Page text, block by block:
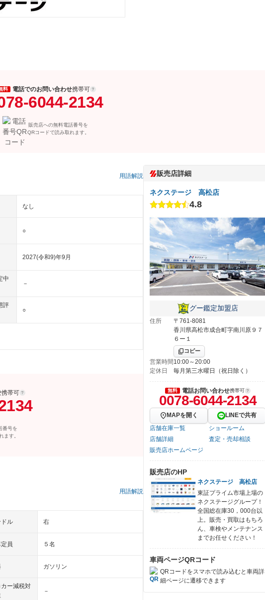
料 電話でのお問い合わせ携帯可
6044-2134
販売店への無料電話番号を
QRコードで読み取れます。
用語解説
なし
○
2027(令和9)年9月
中
－
評
○
携帯可
番号を
ます。
用語解説
ル 右
員 ５名
ガソリン
カー減税対
－
販売店詳細
ネクステージ 高松店
4.8
グー鑑定加盟店
住所
〒761-8081
香川県高松市成合町字南川原９７
６ー１
コピー
営業時間10:00～20:00
定休日
毎月第三水曜日（祝日除く）
無料 電話お問い合わせ携帯可
0078-6044-2134
MAPを開く
LINEで共有
店舗在庫一覧
ショールーム
店舗詳細
査定・売却相談
販売店ホームページ
販売店のHP
ネクステージ 高松店
東証プライム市場上場の
ネクステージグループ！
全国総在庫30，000台以
上。販売・買取はもちろ
ん、車検やメンテナンス
までお任せください！
車両ページQRコード
QRコードをスマホで読み込むと車両詳
細ページに遷移できます